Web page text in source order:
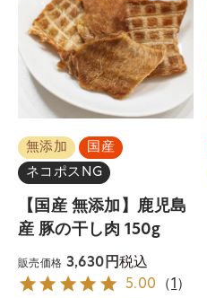
無添加
国産
ネコポスNG
【国産 無添加】鹿児島
産 豚の干し肉 150g
販売価格 3,630 税込
5.00 （1 ）